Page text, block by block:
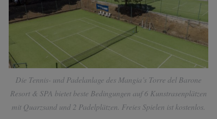
Die Tennis- und Padelanlage des Mangia’s Torre del Barone
Resort & SPA bietet beste Bedingungen auf 6 Kunstrasenplätzen
mit Quarzsand und 2 Padelplätzen. Freies Spielen ist kostenlos.